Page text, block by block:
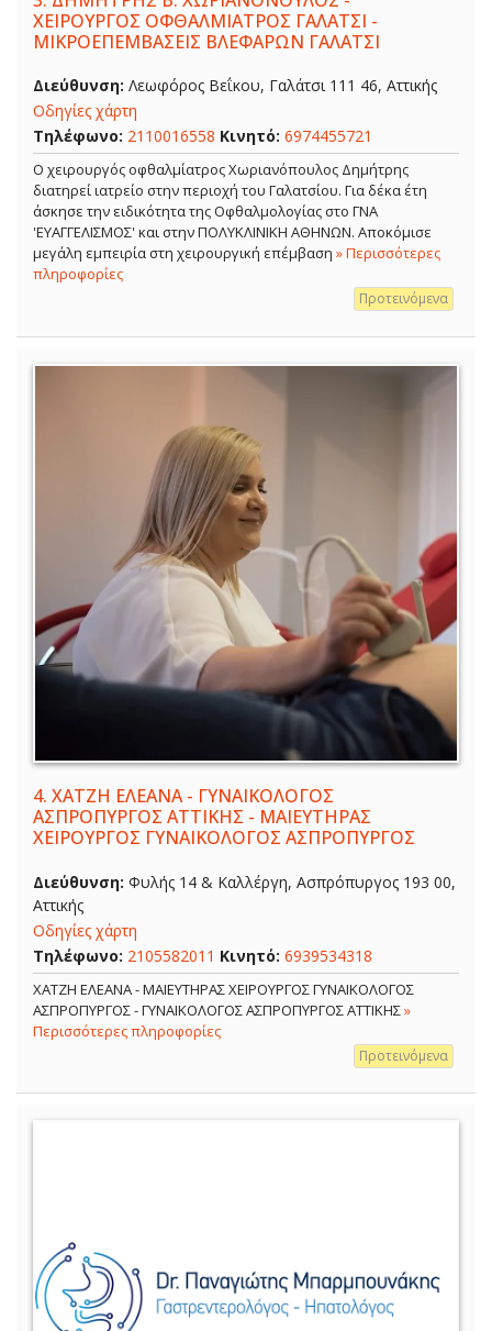
ΧΕΙΡΟΥΡΓΟΣ ΟΦΘΑΛΜΙΑΤΡΟΣ ΓΑΛΑΤΣΙ -
ΜΙΚΡΟΕΠΕΜΒΑΣΕΙΣ ΒΛΕΦΑΡΩΝ ΓΑΛΑΤΣΙ
Διεύθυνση: Λεωφόρος Βεΐκου, Γαλάτσι 111 46, Αττικής
Οδηγίες χάρτη
Τηλέφωνο: 2110016558 Κινητό: 6974455721
Ο χειρουργός οφθαλμίατρος Χωριανόπουλος Δημήτρης
διατηρεί ιατρείο στην περιοχή του Γαλατσίου. Για δέκα έτη
άσκησε την ειδικότητα της Οφθαλμολογίας στο ΓΝΑ
'ΕΥΑΓΓΕΛΙΣΜΟΣ' και στην ΠΟΛΥΚΛΙΝΙΚΗ ΑΘΗΝΩΝ. Αποκόμισε
μεγάλη εμπειρία στη χειρουργική επέμβαση » Περισσότερες
πληροφορίες
Προτεινόμενα
4. ΧΑΤΖΗ ΕΛΕΑΝΑ - ΓΥΝΑΙΚΟΛΟΓΟΣ
ΑΣΠΡΟΠΥΡΓΟΣ ΑΤΤΙΚΗΣ - ΜΑΙΕΥΤΗΡΑΣ
ΧΕΙΡΟΥΡΓΟΣ ΓΥΝΑΙΚΟΛΟΓΟΣ ΑΣΠΡΟΠΥΡΓΟΣ
Διεύθυνση: Φυλής 14 & Καλλέργη, Ασπρόπυργος 193 00,
Αττικής
Οδηγίες χάρτη
Τηλέφωνο: 2105582011 Κινητό: 6939534318
ΧΑΤΖΗ ΕΛΕΑΝΑ - ΜΑΙΕΥΤΗΡΑΣ ΧΕΙΡΟΥΡΓΟΣ ΓΥΝΑΙΚΟΛΟΓΟΣ
ΑΣΠΡΟΠΥΡΓΟΣ - ΓΥΝΑΙΚΟΛΟΓΟΣ ΑΣΠΡΟΠΥΡΓΟΣ ΑΤΤΙΚΗΣ»
Περισσότερες πληροφορίες
Προτεινόμενα